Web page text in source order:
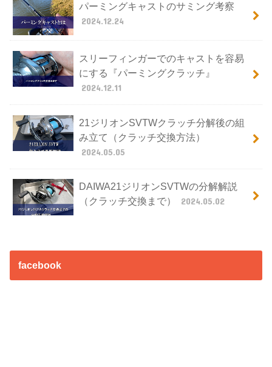
パーミングキャストのサミング考察
2024.12.24
スリーフィンガーでのキャストを容易
にする『パーミングクラッチ』
2024.12.11
21ジリオンSVTWクラッチ分解後の組
み立て（クラッチ交換方法）
2024.05.05
DAIWA21ジリオンSVTWの分解解説
（クラッチ交換まで）
2024.05.02
facebook